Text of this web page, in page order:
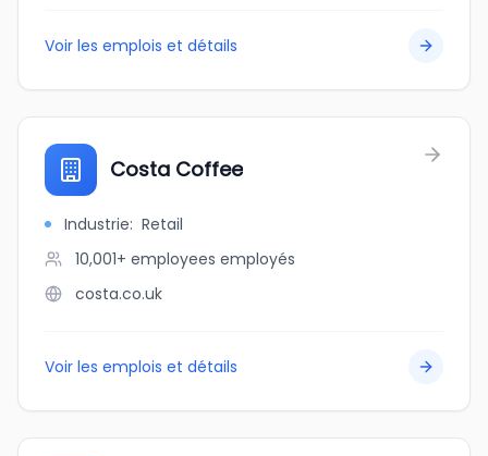
Voir les emplois et détails
Costa Coffee
Industrie: Retail
10,001+ employees employés
costa.co.uk
Voir les emplois et détails